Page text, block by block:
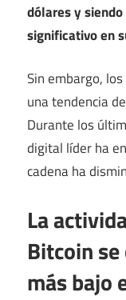
dólares y
significativo en
Sin embargo,
una tendencia
Durante los
digital líder ha
cadena ha
La
Bitcoin
más bajo